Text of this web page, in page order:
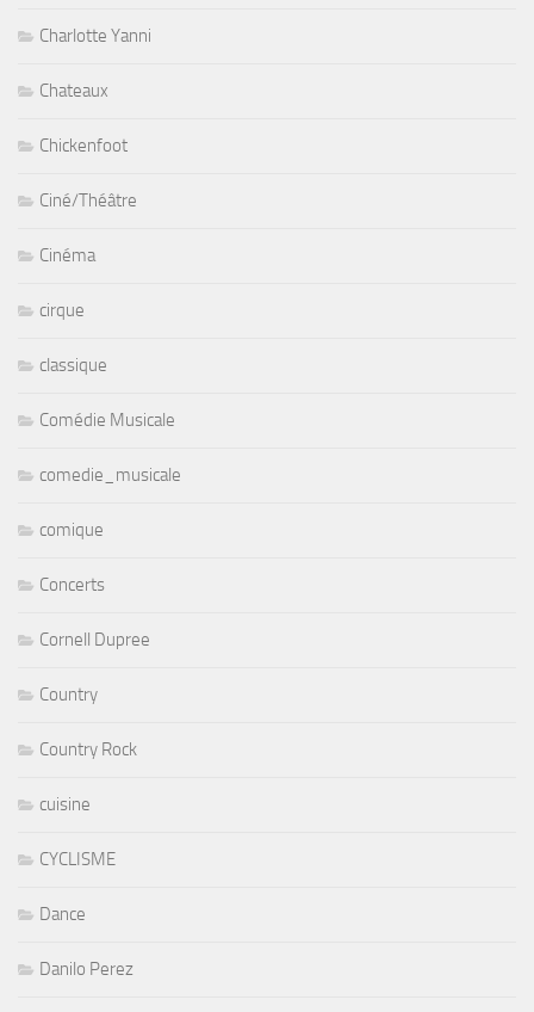
Charlotte Yanni
Chateaux
Chickenfoot
Ciné/Théâtre
Cinéma
cirque
classique
Comédie Musicale
comedie_musicale
comique
Concerts
Cornell Dupree
Country
Country Rock
cuisine
CYCLISME
Dance
Danilo Perez